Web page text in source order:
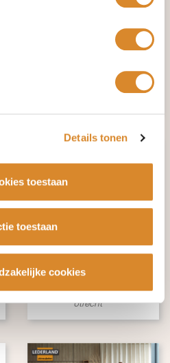
Details tonen
toestaan
toestaan
cookies
€ 4.995,-
€ 6.425,-
Utrecht